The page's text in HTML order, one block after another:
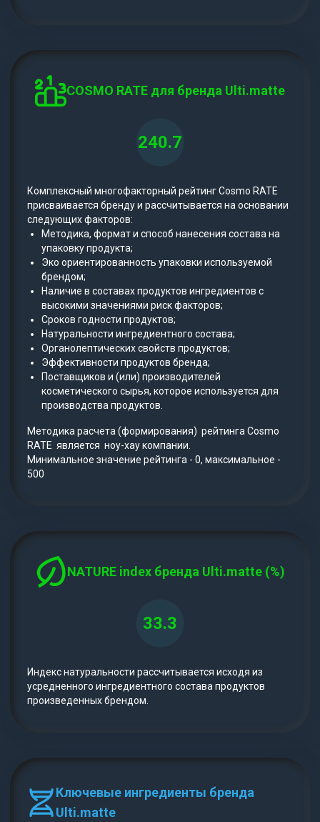
COSMO RATE для бренда Ulti.matte
240.7
Комплексный многофакторный рейтинг Cosmo RATE
присваивается бренду и рассчитывается на основании
следующих факторов:
Методика, формат и способ нанесения состава на
упаковку продукта;
Эко ориентированность упаковки используемой
брендом;
Наличие в составах продуктов ингредиентов с
высокими значениями риск факторов;
Сроков годности продуктов;
Натуральности ингредиентного состава;
Органолептических свойств продуктов;
Эффективности продуктов бренда;
Поставщиков и (или) производителей
косметического сырья, которое используется для
производства продуктов.
Методика расчета (формирования) рейтинга Cosmo
RATE является ноу-хау компании.
Минимальное значение рейтинга - 0, максимальное -
500
NATURE index бренда Ulti.matte (%)
33.3
Индекс натуральности рассчитывается исходя из
усредненного ингредиентного состава продуктов
произведенных брендом.
Ключевые ингредиенты бренда
Ulti.matte